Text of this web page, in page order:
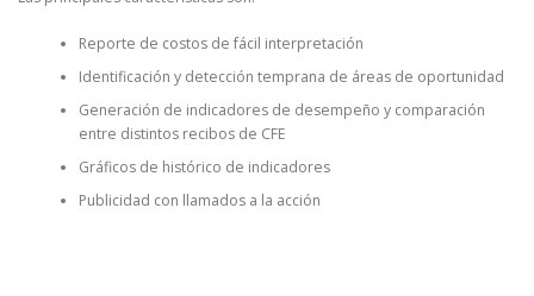
Reporte de costos de fácil interpretación
Identificación y detección temprana de áreas de oportunidad
Generación de indicadores de desempeño y comparación
entre distintos recibos de CFE
Gráficos de histórico de indicadores
Publicidad con llamados a la acción